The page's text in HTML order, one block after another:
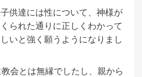
供達には性について、神様が
られた通りに正しくわかって
いと強く願うようになりまし
会とは無縁でしたし、親から